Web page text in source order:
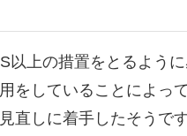
以上の措置をとるよう
をしていることによっ
直しに着手したそうです